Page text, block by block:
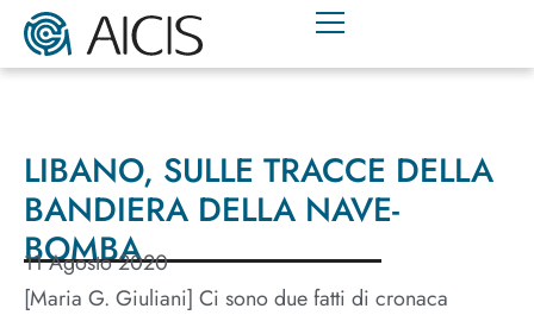
LIBANO, SULLE TRACCE DELLA
BANDIERA DELLA NAVE-
BOMBA
11 Agosto 2020
[Maria G. Giuliani] Ci sono due fatti di cronaca